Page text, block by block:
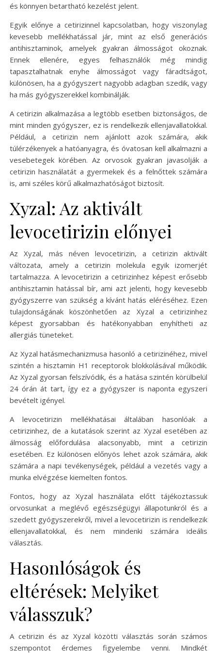
és könnyen betartható kezelést jelent.
Egyik előnye a cetirizinnel kapcsolatban, hogy viszonylag
kevesebb mellékhatással jár, mint az első generációs
antihisztaminok, amelyek gyakran álmosságot okoznak.
Ennek ellenére, egyes felhasználók még mindig
tapasztalhatnak enyhe álmosságot vagy fáradtságot,
különösen, ha a gyógyszert nagyobb adagban szedik, vagy
ha más gyógyszerekkel kombinálják.
A cetirizin alkalmazása a legtöbb esetben biztonságos, de
mint minden gyógyszer, ez is rendelkezik ellenjavallatokkal.
Például, a cetirizin nem ajánlott azok számára, akik
túlérzékenyek a hatóanyagra, és óvatosan kell alkalmazni a
vesebetegek körében. Az orvosok gyakran javasolják a
cetirizin használatát a gyermekek és a felnőttek számára
is, ami széles körű alkalmazhatóságot biztosít.
Xyzal: Az aktivált
levocetirizin előnyei
Az Xyzal, más néven levocetirizin, a cetirizin aktivált
változata, amely a cetirizin molekula egyik izomerjét
tartalmazza. A levocetirizin a cetirizinhez képest erősebb
antihisztamin hatással bír, ami azt jelenti, hogy kevesebb
gyógyszerre van szükség a kívánt hatás eléréséhez. Ezen
tulajdonságának köszönhetően az Xyzal a cetirizinhez
képest gyorsabban és hatékonyabban enyhítheti az
allergiás tüneteket.
Az Xyzal hatásmechanizmusa hasonló a cetirizinéhez, mivel
szintén a hisztamin H1 receptorok blokkolásával működik.
Az Xyzal gyorsan felszívódik, és a hatása szintén körülbelül
24 órán át tart, így ez a gyógyszer is naponta egyszeri
bevételt igényel.
A levocetirizin mellékhatásai általában hasonlóak a
cetirizinhez, de a kutatások szerint az Xyzal esetében az
álmosság előfordulása alacsonyabb, mint a cetirizin
esetében. Ez különösen előnyös lehet azok számára, akik
számára a napi tevékenységek, például a vezetés vagy a
munka elvégzése kiemelten fontos.
Fontos, hogy az Xyzal használata előtt tájékoztassuk
orvosunkat a meglévő egészségügyi állapotunkról és a
szedett gyógyszerekről, mivel a levocetirizin is rendelkezik
ellenjavallatokkal, és nem mindenki számára ideális
választás.
Hasonlóságok és
eltérések: Melyiket
válasszuk?
A cetirizin és az Xyzal közötti választás során számos
szempontot érdemes figyelembe venni. Mindkét